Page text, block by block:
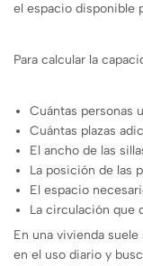
el espacio disponible
Para calcular la
Cuántas personas
Cuántas plazas
El ancho de las
La posición de las
El espacio
La circulación que
En una vivienda
en el uso diario y